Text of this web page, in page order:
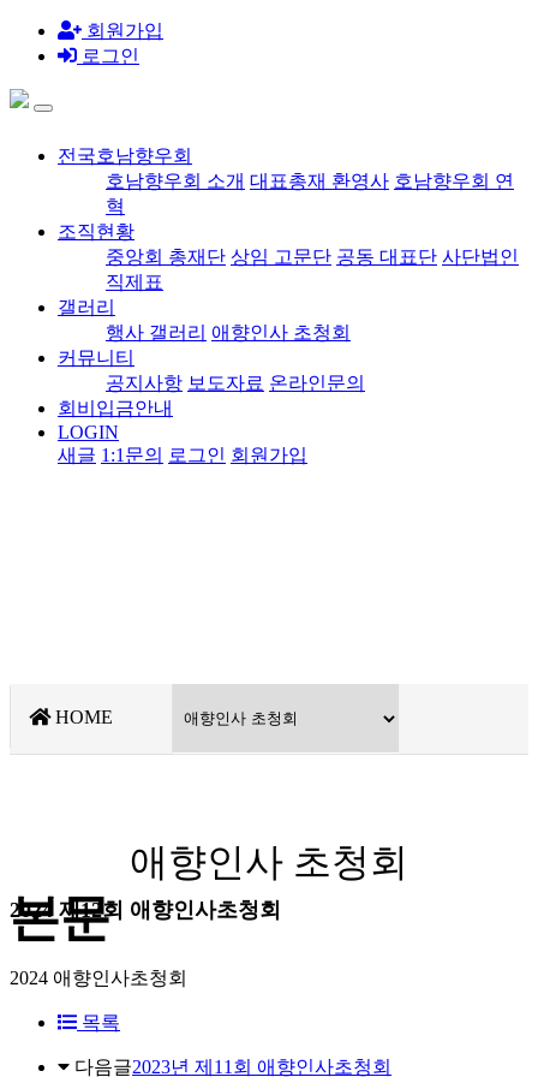
회원가입
로그인
전국호남향우회
호남향우회 소개 대표총재 환영사 호남향우회 연
혁
조직현황
중앙회 총재단 상임 고문단 공동 대표단 사단법인
직제표
갤러리
행사 갤러리 애향인사 초청회
커뮤니티
공지사항 보도자료 온라인문의
회비입금안내
LOGIN
새글 1:1문의 로그인 회원가입
HOME
애향인사 초청회
2024 제12회 애향인사초청회
본문
2024 애향인사초청회
목록
다음글2023년 제11회 애향인사초청회